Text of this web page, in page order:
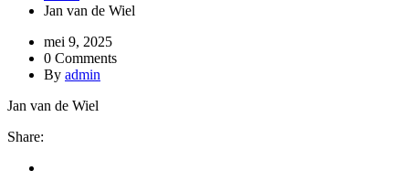
Jan van de Wiel
mei 9, 2025
0 Comments
By admin
Jan van de Wiel
Share: